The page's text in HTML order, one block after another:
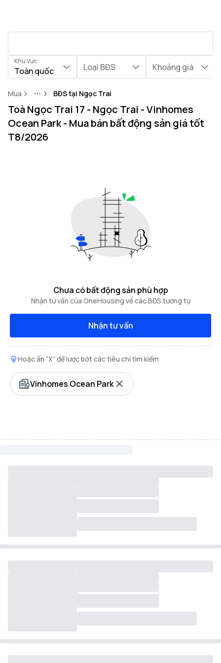
Khu Vực
Toàn quốc Loại BĐS Khoảng giá
Mua MoreBĐS tại Ngọc Trai
Toà Ngọc Trai 17 - Ngọc Trai - Vinhomes
Ocean Park - Mua bán bất động sản giá tốt
T8/2026
Chưa có bất động sản phù hợp
Nhận tư vấn của OneHousing về các BĐS tương tự
Nhận tư vấn
Hoặc ấn “X” để lược bớt các tiêu chí tìm kiếm
Vinhomes Ocean Park